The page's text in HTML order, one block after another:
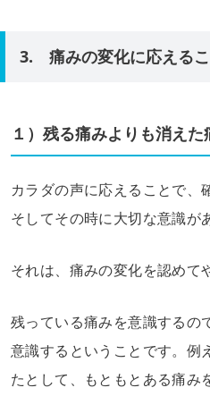
3. 痛みの変化に応える
１）残る痛みよりも消え
カラダの声に応えることで、
そしてその時に大切な意識が
それは、痛みの変化を認めて
残っている痛みを意識するの
意識するということです。例
たとして、もともとある痛み